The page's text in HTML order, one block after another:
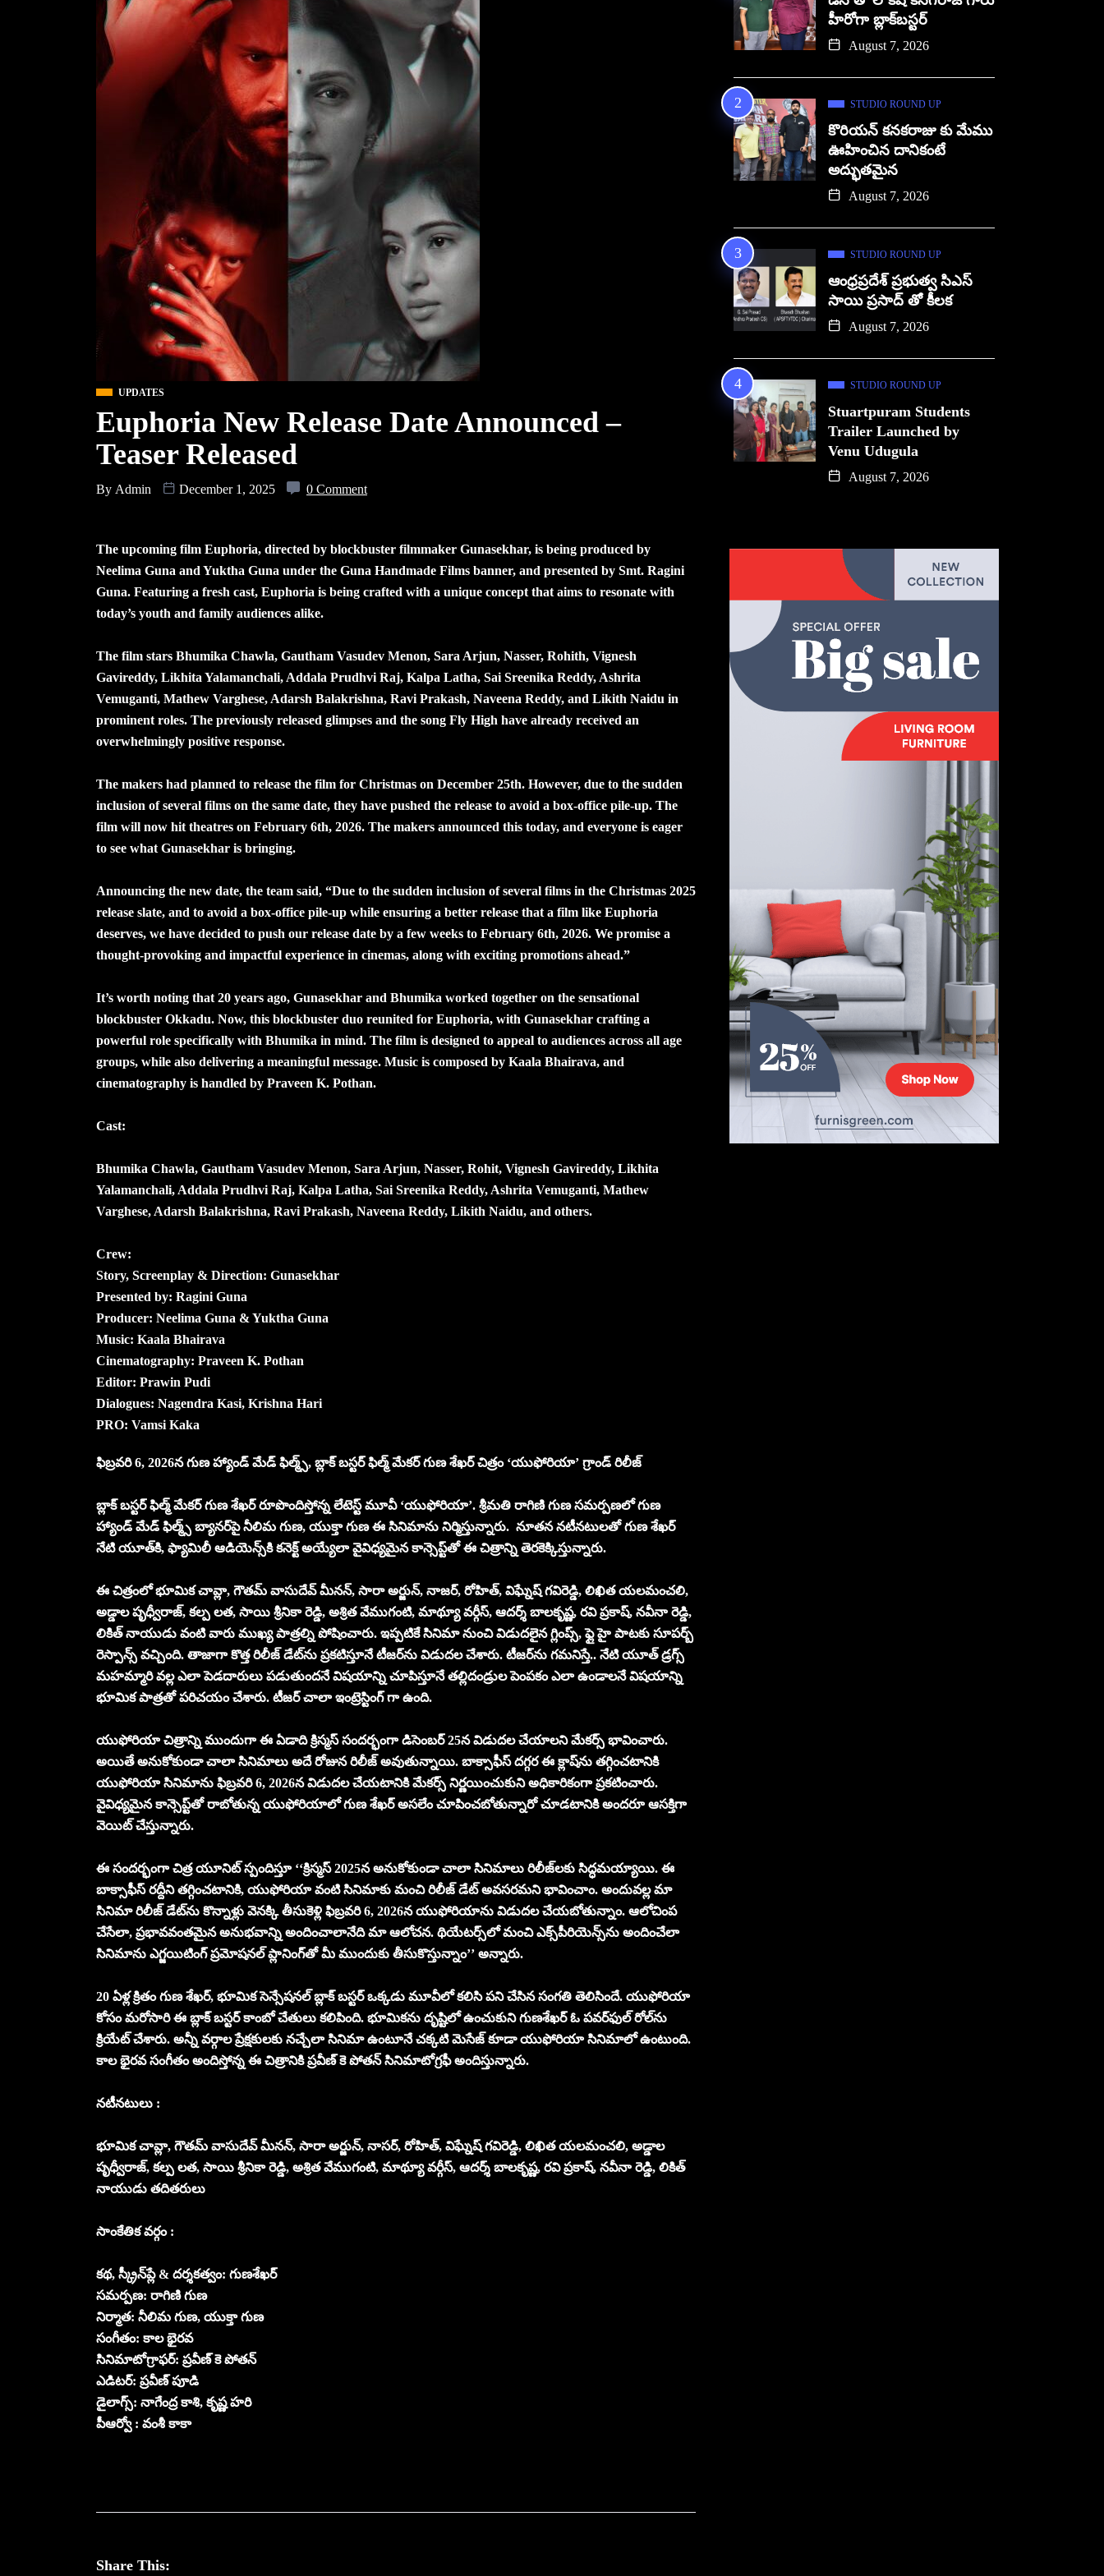
UPDATES
Euphoria New Release Date Announced –
Teaser Released
By Admin December 1, 2025 0 Comment
The upcoming film Euphoria, directed by blockbuster filmmaker Gunasekhar, is being produced by
Neelima Guna and Yuktha Guna under the Guna Handmade Films banner, and presented by Smt. Ragini
Guna. Featuring a fresh cast, Euphoria is being crafted with a unique concept that aims to resonate with
today’s youth and family audiences alike.
The film stars Bhumika Chawla, Gautham Vasudev Menon, Sara Arjun, Nasser, Rohith, Vignesh
Gavireddy, Likhita Yalamanchali, Addala Prudhvi Raj, Kalpa Latha, Sai Sreenika Reddy, Ashrita
Vemuganti, Mathew Varghese, Adarsh Balakrishna, Ravi Prakash, Naveena Reddy, and Likith Naidu in
prominent roles. The previously released glimpses and the song Fly High have already received an
overwhelmingly positive response.
The makers had planned to release the film for Christmas on December 25th. However, due to the sudden
inclusion of several films on the same date, they have pushed the release to avoid a box-office pile-up. The
film will now hit theatres on February 6th, 2026. The makers announced this today, and everyone is eager
to see what Gunasekhar is bringing.
Announcing the new date, the team said, “Due to the sudden inclusion of several films in the Christmas 2025
release slate, and to avoid a box-office pile-up while ensuring a better release that a film like Euphoria
deserves, we have decided to push our release date by a few weeks to February 6th, 2026. We promise a
thought-provoking and impactful experience in cinemas, along with exciting promotions ahead.”
It’s worth noting that 20 years ago, Gunasekhar and Bhumika worked together on the sensational
blockbuster Okkadu. Now, this blockbuster duo reunited for Euphoria, with Gunasekhar crafting a
powerful role specifically with Bhumika in mind. The film is designed to appeal to audiences across all age
groups, while also delivering a meaningful message. Music is composed by Kaala Bhairava, and
cinematography is handled by Praveen K. Pothan.
Cast:
Bhumika Chawla, Gautham Vasudev Menon, Sara Arjun, Nasser, Rohit, Vignesh Gavireddy, Likhita
Yalamanchali, Addala Prudhvi Raj, Kalpa Latha, Sai Sreenika Reddy, Ashrita Vemuganti, Mathew
Varghese, Adarsh Balakrishna, Ravi Prakash, Naveena Reddy, Likith Naidu, and others.
Crew:
Story, Screenplay & Direction: Gunasekhar
Presented by: Ragini Guna
Producer: Neelima Guna & Yuktha Guna
Music: Kaala Bhairava
Cinematography: Praveen K. Pothan
Editor: Prawin Pudi
Dialogues: Nagendra Kasi, Krishna Hari
PRO: Vamsi Kaka
ఫిబ్రవరి 6, 2026న‌ గుణ హ్యాండ్ మేడ్ ఫిల్మ్స్‌, బ్లాక్ బస్టర్ ఫిల్మ్ మేకర్ గుణ శేఖ‌ర్ చిత్రం ‘యుఫోరియా’ గ్రాండ్ రిలీజ్‌
బ్లాక్ బస్టర్ ఫిల్మ్ మేకర్ గుణ శేఖర్ రూపొందిస్తోన్న లేటెస్ట్ మూవీ ‘యుఫోరియా’. శ్రీమ‌తి రాగిణి గుణ స‌మ‌ర్ప‌ణ‌లో గుణ
హ్యాండ్ మేడ్ ఫిల్మ్స్ బ్యాన‌ర్‌పై నీలిమ గుణ‌, యుక్తా గుణ ఈ సినిమాను నిర్మిస్తున్నారు. నూతన నటీనటులతో గుణ శేఖర్
నేటి యూత్‌కి, ఫ్యామిలీ ఆడియెన్స్‌కి కనెక్ట్ అయ్యేలా వైవిధ్య‌మైన కాన్సెప్ట్‌తో ఈ చిత్రాన్ని తెరకెక్కిస్తున్నారు.
ఈ చిత్రంలో భూమిక చావ్లా, గౌతమ్ వాసుదేవ్ మీనన్, సారా అర్జున్, నాజ‌ర్, రోహిత్, విఘ్నేష్ గవిరెడ్డి, లిఖిత యలమంచలి,
అడ్డాల పృధ్వీరాజ్, కల్ప లత, సాయి శ్రీనికా రెడ్డి, అశ్రిత వేముగంటి, మాథ్యూ వర్గీస్, ఆదర్శ్ బాలకృష్ణ, రవి ప్రకాష్, నవీనా రెడ్డి,
లికిత్ నాయుడు వంటి వారు ముఖ్య పాత్రల్ని పోషించారు. ఇప్ప‌టికే సినిమా నుంచి విడుద‌లైన గ్లింప్స్‌, ఫ్లై హై పాట‌కు సూప‌ర్బ్
రెస్పాన్స్ వ‌చ్చింది. తాజాగా కొత్త రిలీజ్ డేట్‌ను ప్రకటిస్తూనే టీజర్‌ను విడుదల చేశారు. టీజర్‌ను గమనిస్తే.. నేటి యూత్ డ్రగ్స్
మహమ్మారి వల్ల ఎలా పెడదారులు పడుతుందనే విషయాన్ని చూపిస్తూనే తల్లిదండ్రుల పెంపకం ఎలా ఉండాలనే విషయాన్ని
భూమిక పాత్రతో పరిచయం చేశారు. టీజర్ చాలా ఇంట్రెస్టింగ్ గా ఉంది.
యుఫోరియా చిత్రాన్ని ముందుగా ఈ ఏడాది క్రిస్మ‌స్ సంద‌ర్భంగా డిసెంబ‌ర్ 25న విడుద‌ల చేయాల‌ని మేక‌ర్స్ భావించారు.
అయితే అనుకోకుండా చాలా సినిమాలు అదే రోజున రిలీజ్ అవుతున్నాయి. బాక్సాఫీస్ దగ్గర ఈ క్లాష్‌ను త‌గ్గించ‌టానికి
యుఫోరియా సినిమాను ఫిబ్ర‌వ‌రి 6, 2026న విడుద‌ల చేయ‌టానికి మేక‌ర్స్ నిర్ణ‌యించుకుని అధికారికంగా ప్ర‌క‌టించారు.
వైవిధ్య‌మైన కాన్సెప్ట్‌తో రాబోతున్న యుఫోరియాలో గుణ శేఖ‌ర్ అస‌లేం చూపించ‌బోతున్నారో చూడ‌టానికి అంద‌రూ ఆస‌క్తిగా
వెయిట్ చేస్తున్నారు.
ఈ సంద‌ర్భంగా చిత్ర యూనిట్ స్పందిస్తూ ‘‘క్రిస్మ‌స్ 2025న అనుకోకుండా చాలా సినిమాలు రిలీజ్‌ల‌కు సిద్ధ‌మ‌య్యాయి. ఈ
బాక్సాఫీస్ ర‌ద్దీని త‌గ్గించ‌టానికి, యుఫోరియా వంటి సినిమాకు మంచి రిలీజ్ డేట్ అవ‌స‌ర‌మ‌ని భావించాం. అందువ‌ల్ల మా
సినిమా రిలీజ్ డేట్‌ను కొన్నాళ్లు వెన‌క్కి తీసుకెళ్లి ఫిబ్ర‌వ‌రి 6, 2026న యుఫోరియాను విడుద‌ల చేయ‌బోతున్నాం. ఆలోచింప
చేసేలా, ప్ర‌భావవంత‌మైన అనుభ‌వాన్ని అందించాలానేది మా ఆలోచ‌న‌. థియేట‌ర్స్‌లో మంచి ఎక్స్‌పీరియెన్స్‌ను అందించేలా
సినిమాను ఎగ్జ‌యిటింగ్ ప్ర‌మోష‌న‌ల్ ప్లానింగ్‌తో మీ ముందుకు తీసుకొస్తున్నాం’’ అన్నారు.
20 ఏళ్ల క్రితం గుణ శేఖ‌ర్‌, భూమిక సెన్సేష‌న‌ల్ బ్లాక్ బ‌స్ట‌ర్ ఒక్క‌డు మూవీలో క‌లిసి ప‌ని చేసిన సంగ‌తి తెలిసిందే. యుఫోరియా
కోసం మ‌రోసారి ఈ బ్లాక్ బ‌స్ట‌ర్‌ కాంబో చేతులు క‌లిపింది. భూమిక‌ను దృష్టిలో ఉంచుకుని గుణ‌శేఖ‌ర్ ఓ ప‌వ‌ర్‌ఫుల్ రోల్‌ను
క్రియేట్ చేశారు. అన్నీ వ‌ర్గాల ప్రేక్ష‌కుల‌కు నచ్చేలా సినిమా ఉంటూనే చ‌క్క‌టి మెసేజ్‌ కూడా యుఫోరియా సినిమాలో ఉంటుంది.
కాల భైర‌వ సంగీతం అందిస్తోన్న ఈ చిత్రానికి ప్రవీణ్ కె పోత‌న్ సినిమాటోగ్రఫీ అందిస్తున్నారు.
నటీనటులు :
భూమిక చావ్లా, గౌతమ్ వాసుదేవ్ మీనన్, సారా అర్జున్, నాసర్, రోహిత్, విఘ్నేష్ గవిరెడ్డి, లిఖిత యలమంచలి, అడ్డాల
పృధ్వీరాజ్, కల్ప లత, సాయి శ్రీనికా రెడ్డి, అశ్రిత వేముగంటి, మాథ్యూ వర్గీస్, ఆదర్శ్ బాలకృష్ణ, రవి ప్రకాష్, నవీనా రెడ్డి, లికిత్
నాయుడు తదితరులు
సాంకేతిక వ‌ర్గం :
కథ, స్క్రీన్‌ప్లే & దర్శకత్వం: గుణశేఖర్
సమర్పణ: రాగిణి గుణ
నిర్మాత: నీలిమ గుణ, యుక్తా గుణ‌
సంగీతం: కాల భైరవ
సినిమాటోగ్రాఫర్: ప్రవీణ్ కె పోతన్
ఎడిటర్: ప్రవీణ్ పూడి
డైలాగ్స్: నాగేంద్ర కాశి, కృష్ణ హరి
పీఆర్వో : వంశీ కాకా
Share This:
హీరోగా బ్లాక్‌బస్టర్
August 7, 2026
STUDIO ROUND UP
కొరియన్ కనకరాజు కు మేము
ఊహించిన దానికంటే
అద్భుతమైన
August 7, 2026
STUDIO ROUND UP
ఆంధ్రప్రదేశ్ ప్రభుత్వ సిఎస్
సాయి ప్రసాద్ తో కీలక
August 7, 2026
STUDIO ROUND UP
Stuartpuram Students
Trailer Launched by
Venu Udugula
August 7, 2026